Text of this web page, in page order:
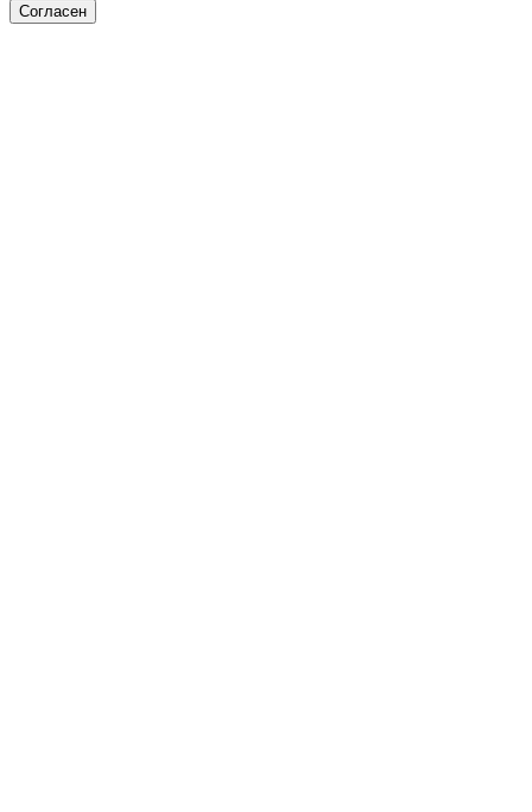
Согласен